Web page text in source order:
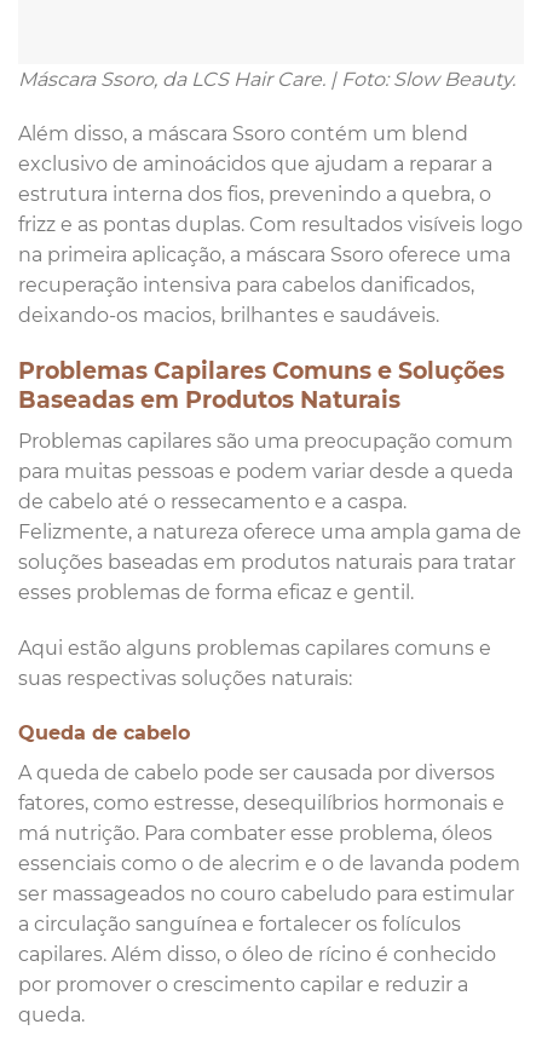
Máscara Ssoro, da LCS Hair Care. | Foto: Slow Beauty.
Além disso, a máscara Ssoro contém um blend
exclusivo de aminoácidos que ajudam a reparar a
estrutura interna dos fios, prevenindo a quebra, o
frizz e as pontas duplas. Com resultados visíveis logo
na primeira aplicação, a máscara Ssoro oferece uma
recuperação intensiva para cabelos danificados,
deixando-os macios, brilhantes e saudáveis.
Problemas Capilares Comuns e Soluções
Baseadas em Produtos Naturais
Problemas capilares são uma preocupação comum
para muitas pessoas e podem variar desde a queda
de cabelo até o ressecamento e a caspa.
Felizmente, a natureza oferece uma ampla gama de
soluções baseadas em produtos naturais para tratar
esses problemas de forma eficaz e gentil.
Aqui estão alguns problemas capilares comuns e
suas respectivas soluções naturais:
Queda de cabelo
A queda de cabelo pode ser causada por diversos
fatores, como estresse, desequilíbrios hormonais e
má nutrição. Para combater esse problema, óleos
essenciais como o de alecrim e o de lavanda podem
ser massageados no couro cabeludo para estimular
a circulação sanguínea e fortalecer os folículos
capilares. Além disso, o óleo de rícino é conhecido
por promover o crescimento capilar e reduzir a
queda.